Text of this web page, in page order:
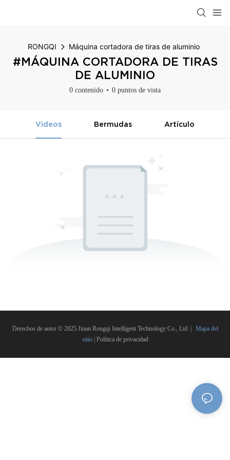
RONGQI Máquina cortadora de tiras de aluminio
#MÁQUINA CORTADORA DE TIRAS
DE ALUMINIO
0 contenido 0 puntos de vista
Videos Bermudas Artículo
Derechos de autor © 2025 Jinan Rongqi Intelligent Technology Co., Ltd. |
Mapa del
sitio| Política de privacidad